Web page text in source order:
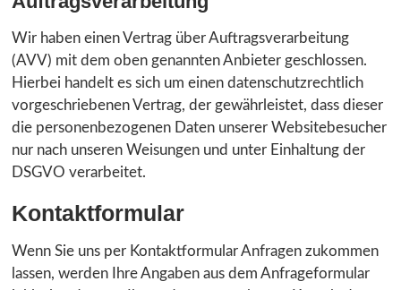
Wir haben einen Vertrag über Auftragsverarbeitung
(AVV) mit dem oben genannten Anbieter geschlossen.
Hierbei handelt es sich um einen datenschutzrechtlich
vorgeschriebenen Vertrag, der gewährleistet, dass dieser
die personenbezogenen Daten unserer Websitebesucher
nur nach unseren Weisungen und unter Einhaltung der
DSGVO verarbeitet.
Kontaktformular
Wenn Sie uns per Kontaktformular Anfragen zukommen
lassen, werden Ihre Angaben aus dem Anfrageformular